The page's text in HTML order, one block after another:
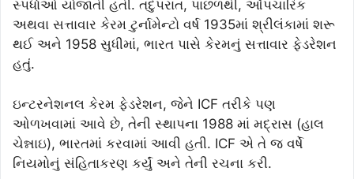
સ્પર્ધાઓ યોજાતી હતી. તદુપરાંત, પાછળથી, ઔપચારિક
અથવા સત્તાવાર કેરમ ટુર્નામેન્ટો વર્ષ 1935માં શ્રીલંકામાં શરૂ
થઈ અને 1958 સુધીમાં, ભારત પાસે કેરમનું સત્તાવાર ફેડરેશન
હતું.
ઇન્ટરનેશનલ કેરમ ફેડરેશન, જેને ICF તરીકે પણ
ઓળખવામાં આવે છે, તેની સ્થાપના 1988 માં મદ્રાસ (હાલ
ચેન્નાઇ), ભારતમાં કરવામાં આવી હતી. ICF એ તે જ વર્ષે
નિયમોનું સંહિતાકરણ કર્યું અને તેની રચના કરી.